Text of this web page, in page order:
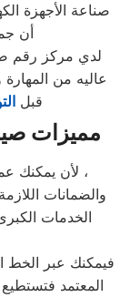
صناعة الأجهزة
أن
لدي مركز رقم
عاليه من
قبل
مميزات
لأن يمكنك عملينا العزيز الحصول علي جميع الخدمات ،
والضمانات
الخدمات
فيمكنك عبر الخط
المعتمد